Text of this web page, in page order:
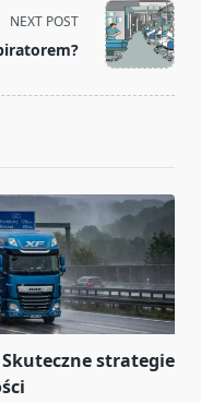
NEXT POST
strategie